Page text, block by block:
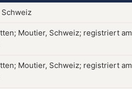
Moutier, Schweiz; registriert am
Moutier, Schweiz; registriert am